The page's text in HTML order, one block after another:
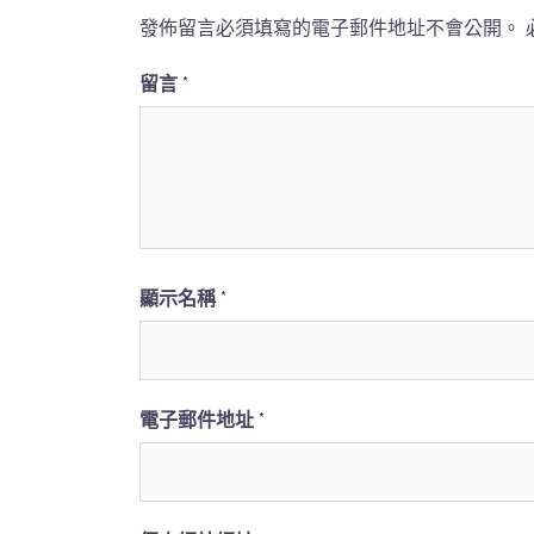
發佈留言必須填寫的電子郵件地址不會公開。
留言 *
顯示名稱*
電子郵件地址 *